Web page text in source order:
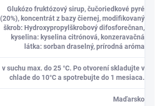
Glukózo fruktózový sirup, čučoriedkové pyré
(20%), koncentrát z bazy čiernej, modifikovaný
škrob: Hydroxypropylškrobový difosforečnan,
kyselina: kyselina citrónová, konzeravačná
látka: sorban draselný, prírodná aróma
v suchu max. do 25 °C. Po otvorení skladujte v
chlade do 10°C a spotrebujte do 1 mesiaca.
Maďarsko